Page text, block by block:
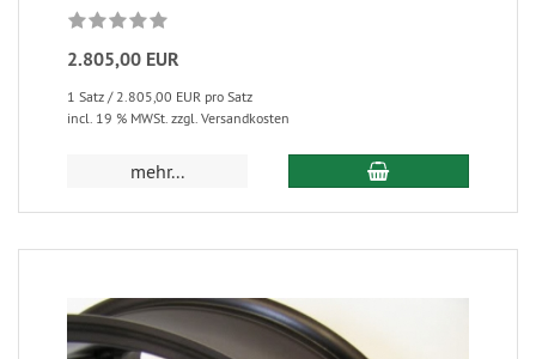
2.805,00 EUR
1 Satz / 2.805,00 EUR pro Satz
incl. 19 % MWSt. zzgl. Versandkosten
mehr...